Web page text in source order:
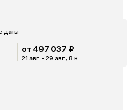
даты
от 497 037 ₽
21 авг. - 29 авг., 8 н.